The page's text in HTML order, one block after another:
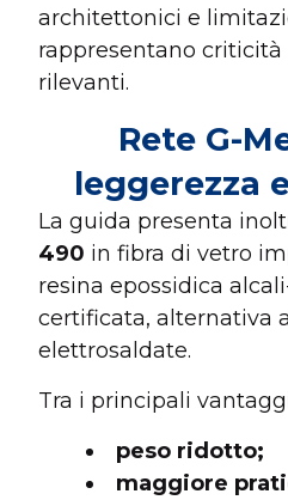
architettonici e
rappresentano
rilevanti.
Rete G-
leggerezza
La guida presenta
490 in fibra di vetro
resina epossidica
certificata, alternativa
elettrosaldate.
Tra i principali
peso ridotto;
maggiore